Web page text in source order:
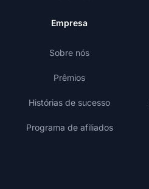
Empresa
Sobre nós
Prêmios
Histórias de sucesso
Programa de afiliados